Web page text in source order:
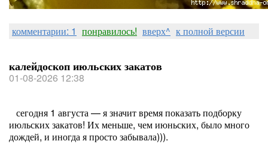
комментарии: 1 понравилось! вверх^ к полной версии
калейдоскоп июльских закатов
01-08-2026 12:38
сегодня 1 августа — я значит время показать подборку
июльских закатов! Их меньше, чем июньских, было много
дождей, и иногда я просто забывала))).